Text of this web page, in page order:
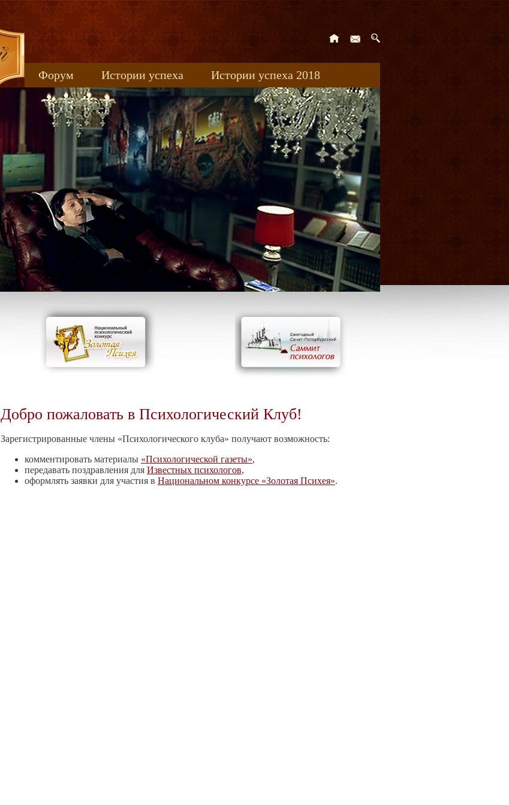
Форум Истории успеха
Истории успеха 2018
Книжные новинки
uspeh_2017
Добро пожаловать в Психологический Клуб!
Зарегистрированные члены «Психологического клуба» получают возможность:
комментировать материалы «Психологической газеты»,
передавать поздравления для Известных психологов,
оформлять заявки для участия в Национальном конкурсе «Золотая Психея».